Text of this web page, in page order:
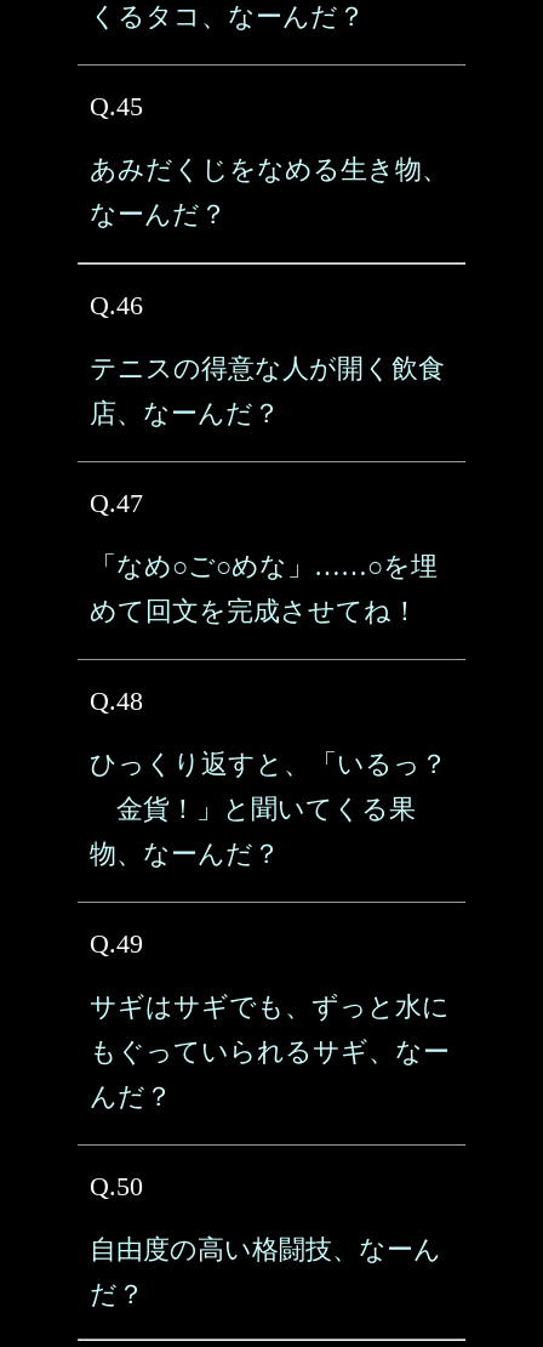
くるタコ、なーんだ？
Q.45
あみだくじをなめる生き物、
なーんだ？
Q.46
テニスの得意な人が開く飲食
店、なーんだ？
Q.47
「なめ○ご○めな」……○を埋
めて回文を完成させてね！
Q.48
ひっくり返すと、「いるっ？
金貨！」と聞いてくる果
物、なーんだ？
Q.49
サギはサギでも、ずっと水に
もぐっていられるサギ、なー
んだ？
Q.50
自由度の高い格闘技、なーん
だ？